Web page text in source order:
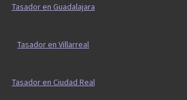
Tasador en Guadalajara
Tasador en Villarreal
Tasador en Ciudad Real